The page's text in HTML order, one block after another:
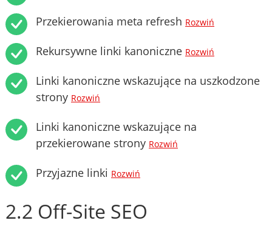
Przekierowania meta refresh Rozwiń
Rekursywne linki kanoniczne Rozwiń
Linki kanoniczne wskazujące na uszkodzone
strony Rozwiń
Linki kanoniczne wskazujące na
przekierowane strony Rozwiń
Przyjazne linki Rozwiń
2.2 Off-Site SEO